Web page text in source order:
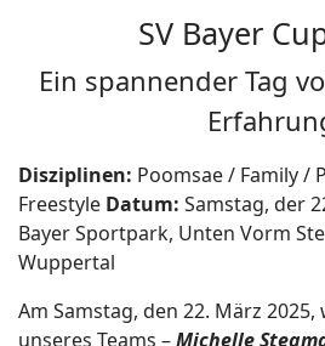
SV Bayer
Ein spannender Tag
Disziplinen: Poomsae / Family /
Freestyle Datum: Samstag, der
Bayer Sportpark, Unten Vorm
Wuppertal
Am Samstag, den 22. März
unseres Teams –Michelle